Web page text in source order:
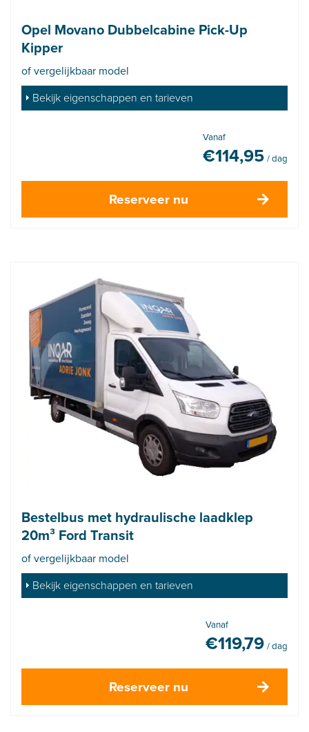
Opel Movano Dubbelcabine Pick-Up
Kipper
of vergelijkbaar model
Bekijk eigenschappen en tarieven
Vanaf
€114,95 / dag
Reserveer nu
Bestelbus met hydraulische laadklep
20m³ Ford Transit
of vergelijkbaar model
Bekijk eigenschappen en tarieven
Vanaf
€119,79 / dag
Reserveer nu